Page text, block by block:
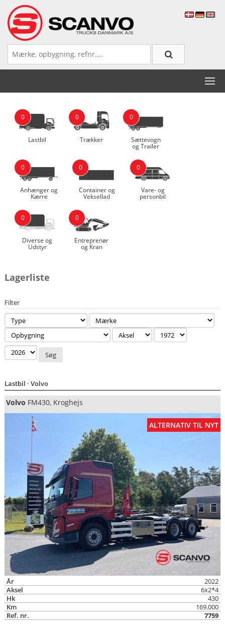
0
Lastbil
0
Trækker
0
Sættevogn
og Trailer
0
Anhænger og
Kærre
0
Container og
Veksellad
0
Vare- og
personbil
0
Diverse og
Udstyr
0
Entreprenør
og Kran
Lagerliste
Filter
Søg
Lastbil · Volvo
Volvo FM430, Kroghejs
ALTERNATIV TIL NYT
År
2022
Aksel
6x2*4
Hk
430
Km
169.000
Ref. nr.
7759